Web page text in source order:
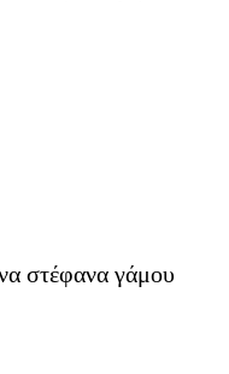
στέφανα γάμου